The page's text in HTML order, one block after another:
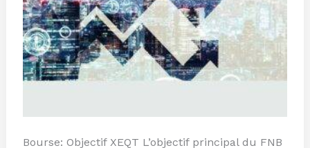
Bourse: Objectif XEQT L’objectif principal du FNB